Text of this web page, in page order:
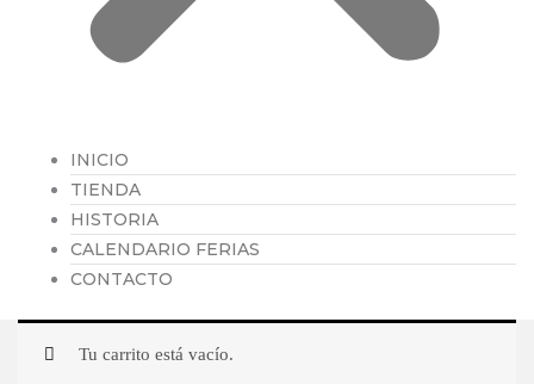
INICIO
TIENDA
HISTORIA
CALENDARIO FERIAS
CONTACTO
Tu carrito está vacío.